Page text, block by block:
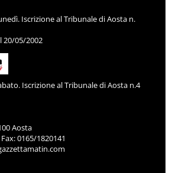
Iscrizione al Tribunale di Aosta n.
20/05/2002
Iscrizione al Tribunale di Aosta n.4
Aosta
0165/1820141